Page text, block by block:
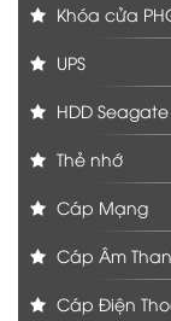
Khóa cửa
UPS
HDD Seagate
Thẻ nhớ
Cáp Mạng
Cáp Âm
Cáp Điện